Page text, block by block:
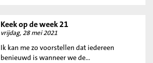
Keek op de week 21
vrijdag, 28 mei 2021
Ik kan me zo voorstellen dat iedereen
benieuwd is wanneer we de...